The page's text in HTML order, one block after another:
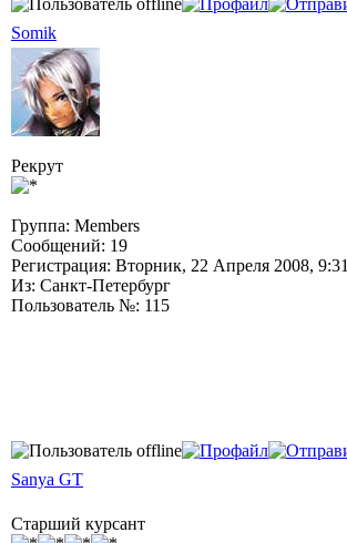
Somik
Рекрут
Группа: Members
Сообщений: 19
Регистрация: Вторник, 22 Апреля 2008, 9:31
Из: Санкт-Петербург
Пользователь №: 115
Sanya GT
Старший курсант